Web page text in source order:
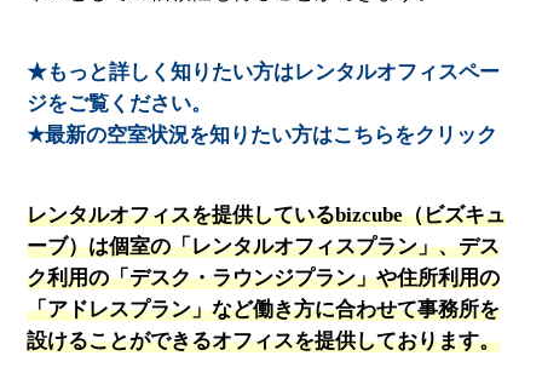
★もっと詳しく知りたい方はレンタルオフィスペー
ジをご覧ください。
★最新の空室状況を知りたい方はこちらをクリック
レンタルオフィスを提供しているbizcube（ビズキュ
ーブ）は個室の「レンタルオフィスプラン」、デス
ク利用の「デスク・ラウンジプラン」や住所利用の
「アドレスプラン」など働き方に合わせて事務所を
設けることができるオフィスを提供しております。